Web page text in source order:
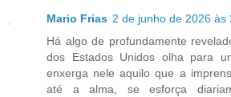
Mario Frias 2 de junho de 2026 às
Há algo de profundamente
dos Estados Unidos olha para
enxerga nele aquilo que a
até a alma, se esforça